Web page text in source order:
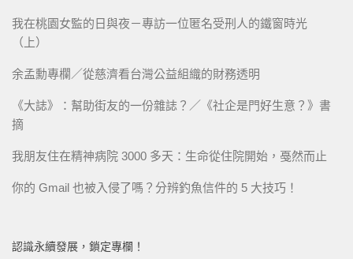
我在桃園女監的日與夜－專訪一位匿名受刑人的鐵窗時光
（上）
余孟勳專欄／從慈濟看台灣公益組織的財務透明
《大誌》：幫助街友的一份雜誌？／《社企是門好生意？》書
摘
我朋友住在精神病院 3000 多天：生命從住院開始，戞然而止
你的 Gmail 也被入侵了嗎？分辨釣魚信件的 5 大技巧！
認識永續發展，鎖定專欄！